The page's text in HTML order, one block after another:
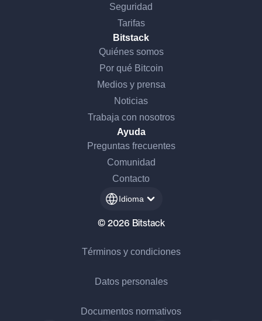
Seguridad
Tarifas
Bitstack
Quiénes somos
Por qué Bitcoin
Medios y prensa
Noticias
Trabaja con nosotros
Ayuda
Preguntas frecuentes
Comunidad
Contacto
Idioma
© 2026 Bitstack
Términos y condiciones
Datos personales
Documentos normativos